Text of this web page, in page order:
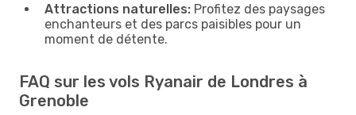
Attractions naturelles: Profitez des paysages
enchanteurs et des parcs paisibles pour un
moment de détente.
FAQ sur les vols Ryanair de Londres à
Grenoble